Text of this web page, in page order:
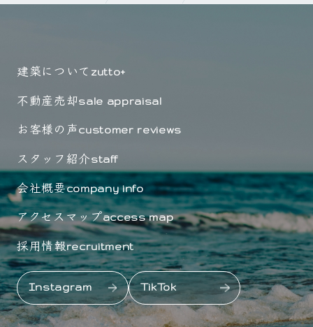
建築について zutto+
不動産売却sale appraisal
お客様の声customer reviews
スタッフ紹介staff
会社概要company info
アクセスマップaccess map
採用情報recruitment
Instagram TikTok